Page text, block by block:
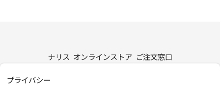
ナリス オンラインストア ご注文窓口
0120-114-555
プライバシー